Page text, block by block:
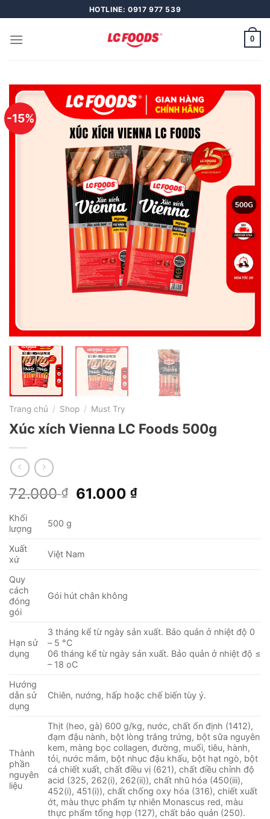
to
content
HOTLINE: 0917 977 539
0
-15%
Trang chủ / Shop / Must Try
Xúc xích Vienna LC Foods 500g
72.000₫
Giá
61.000₫Giá
Khối
lượng
500 g
Xuất
xứ
Việt Nam
Quy
cách
đóng
gói
Gói hút chân không
Hạn sử
dụng
3 tháng kể từ ngày sản xuất. Bảo quản ở nhiệt độ 0
– 5 °C
06 tháng kể từ ngày sản xuất. Bảo quản ở nhiệt độ ≤
– 18 oC
Hướng
dẫn sử
dụng
Chiên, nướng, hấp hoặc chế biến tùy ý.
Thành
phần
nguyên
liệu
Thịt (heo, gà) 600 g/kg, nước, chất ổn định (1412),
đạm đậu nành, bột lòng trắng trứng, bột sữa nguyên
kem, màng bọc collagen, đường, muối, tiêu, hành,
tỏi, nước mắm, bột nhục đậu khấu, bột hạt ngò, bột
cá chiết xuất, chất điều vị (621), chất điều chỉnh độ
acid (325, 262(i), 262(ii)), chất nhũ hóa (450(iii),
452(i), 451(i)), chất chống oxy hóa (316), chiết xuất
ớt, màu thực phẩm tự nhiên Monascus red, màu
thực phẩm tổng hợp (127), chất bảo quản (250).